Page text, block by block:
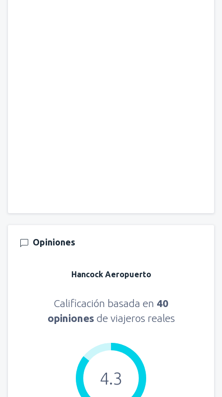
Opiniones
Hancock Aeropuerto
Calificación basada en 40
opiniones de viajeros reales
4.3